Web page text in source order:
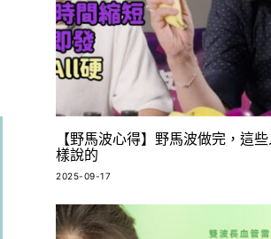
【野馬波心得】野馬波做完，這
樣說的
2025-09-17